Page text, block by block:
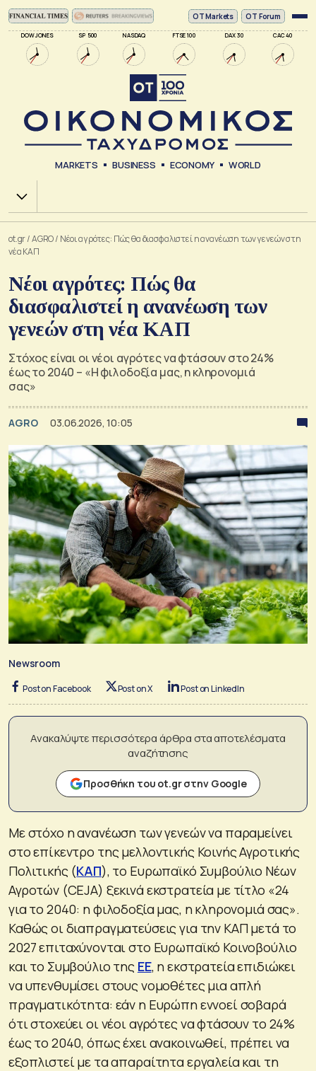
DOW JONES SP 500 NASDAQ FTSE 100 DAX 30 CAC 40
ΟΤ Markets OT Forum
MARKETS BUSINESS ECONOMY WORLD
Χ.Α.
ot.gr/AGRO/ Νέοι αγρότες: Πώς θα διασφαλιστεί η ανανέωση των γενεών στη
νέα ΚΑΠ
Νέοι αγρότες: Πώς θα
διασφαλιστεί η ανανέωση των
γενεών στη νέα ΚΑΠ
Στόχος είναι οι νέοι αγρότες να φτάσουν στο 24%
έως το 2040 – «Η φιλοδοξία μας, η κληρονομιά
σας»
AGRO 03.06.2026, 10:05
Newsroom
Post on Facebook Post on X Post on LinkedIn
Ανακαλύψτε περισσότερα άρθρα στα αποτελέσματα
αναζήτησης
Προσθήκη του ot.gr στην Google
Με στόχο η ανανέωση των γενεών να παραμείνει
στο επίκεντρο της μελλοντικής Κοινής Αγροτικής
Πολιτικής (ΚΑΠ), το Ευρωπαϊκό Συμβούλιο Νέων
Αγροτών (CEJA) ξεκινά εκστρατεία με τίτλο «24
για το 2040: η φιλοδοξία μας, η κληρονομιά σας».
Καθώς οι διαπραγματεύσεις για την ΚΑΠ μετά το
2027 επιταχύνονται στο Ευρωπαϊκό Κοινοβούλιο
και το Συμβούλιο της ΕΕ, η εκστρατεία επιδιώκει
να υπενθυμίσει στους νομοθέτες μια απλή
πραγματικότητα: εάν η Ευρώπη εννοεί σοβαρά
ότι στοχεύει οι νέοι αγρότες να φτάσουν το 24%
έως το 2040, όπως έχει ανακοινωθεί, πρέπει να
εξοπλιστεί με τα απαραίτητα εργαλεία και τη